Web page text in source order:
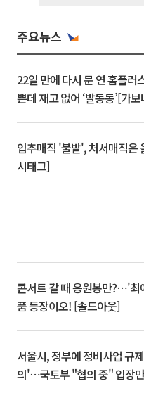
주요뉴스
22일 만에 다시 문 연 홈플
쁜데 재고 없어 ‘발동동’[가
입추매직 '불발', 처서매직은
시태그]
콘서트 갈 때 응원봉만?⋯'최
품 등장이오! [솔드아웃]
서울시, 정부에 정비사업 규
의'⋯국토부 "협의 중" 입장